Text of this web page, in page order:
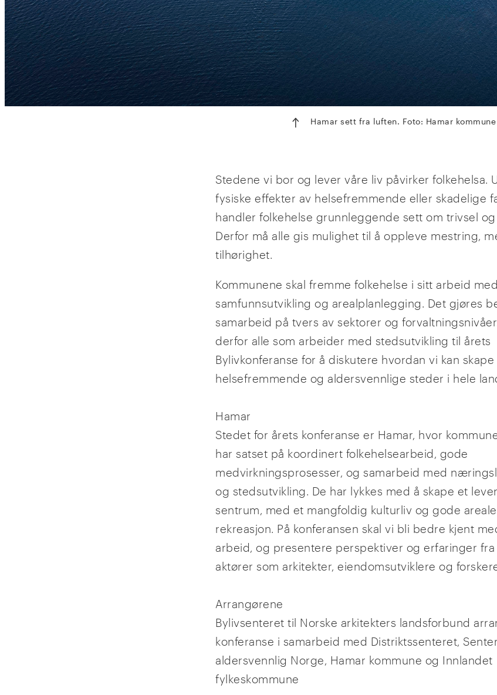
Hamar sett fra luften. Foto: Hamar kommune
Stedene vi bor og lever våre liv påvirker folkehelsa.
fysiske effekter av helsefremmende eller skadelige
handler folkehelse grunnleggende sett om trivsel og
Derfor må alle gis mulighet til å oppleve mestring,
tilhørighet.
Kommunene skal fremme folkehelse i sitt arbeid med
samfunnsutvikling og arealplanlegging. Det gjøres
samarbeid på tvers av sektorer og
derfor alle som arbeider med stedsutvikling til årets
Bylivkonferanse for å diskutere hvordan vi kan skape
helsefremmende og aldersvennlige steder i hele
Hamar
Stedet for årets konferanse er Hamar, hvor
har satset på koordinert folkehelsearbeid, gode
medvirkningsprosesser, og samarbeid med
og stedsutvikling. De har lykkes med å skape et
sentrum, med et mangfoldig kulturliv og gode
rekreasjon. På konferansen skal vi bli bedre kjent
arbeid, og presentere perspektiver og erfaringer fra
aktører som arkitekter, eiendomsutviklere og
Arrangørene
Bylivsenteret til Norske arkitekters landsforbund
konferanse i samarbeid med Distriktssenteret,
aldersvennlig Norge, Hamar kommune og Innlandet
fylkeskommune